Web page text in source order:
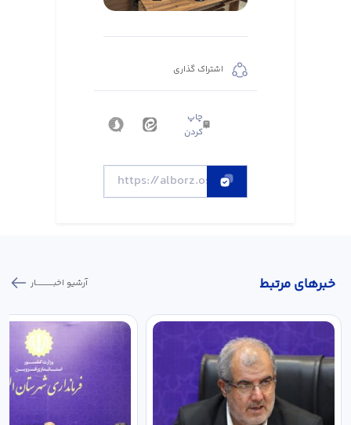
اشتراک گذاری
چاپ
کردن
خبر‌های مرتبط آرشیو اخبـــــــــــار